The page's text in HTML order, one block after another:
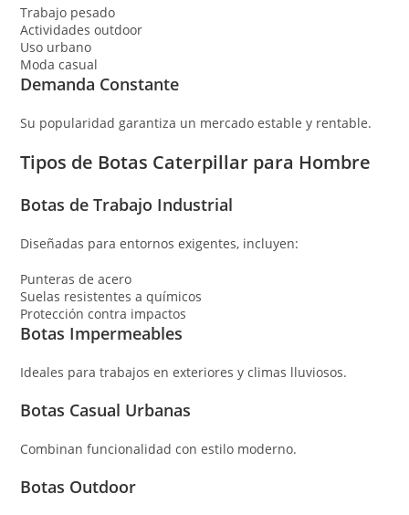
Trabajo pesado
Actividades outdoor
Uso urbano
Moda casual
Demanda Constante
Su popularidad garantiza un mercado estable y rentable.
Tipos de Botas Caterpillar para Hombre
Botas de Trabajo Industrial
Diseñadas para entornos exigentes, incluyen:
Punteras de acero
Suelas resistentes a químicos
Protección contra impactos
Botas Impermeables
Ideales para trabajos en exteriores y climas lluviosos.
Botas Casual Urbanas
Combinan funcionalidad con estilo moderno.
Botas Outdoor